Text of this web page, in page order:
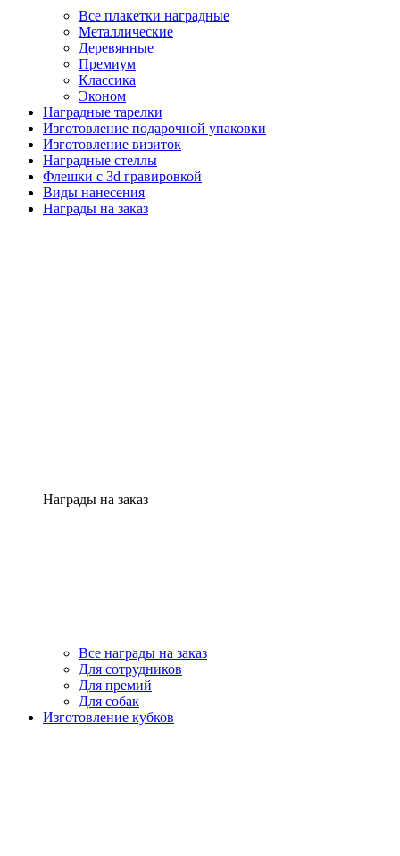
Все плакетки наградные
Металлические
Деревянные
Премиум
Классика
Эконом
Наградные тарелки
Изготовление подарочной упаковки
Изготовление визиток
Наградные стеллы
Флешки с 3d гравировкой
Виды нанесения
Награды на заказ
Награды на заказ
Все награды на заказ
Для сотрудников
Для премий
Для собак
Изготовление кубков